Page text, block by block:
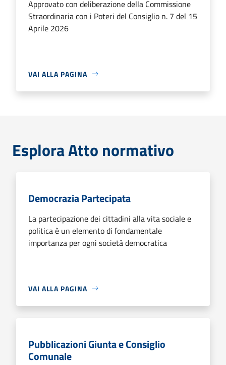
Approvato con deliberazione della Commissione
Straordinaria con i Poteri del Consiglio n. 7 del 15
Aprile 2026
VAI ALLA PAGINA
Esplora Atto normativo
Democrazia Partecipata
La partecipazione dei cittadini alla vita sociale e
politica è un elemento di fondamentale
importanza per ogni società democratica
VAI ALLA PAGINA
Pubblicazioni Giunta e Consiglio
Comunale